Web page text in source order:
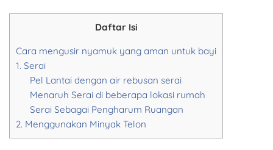
Daftar Isi
Cara mengusir nyamuk yang aman untuk bayi
1. Serai
Pel Lantai dengan air rebusan serai
Menaruh Serai di beberapa lokasi rumah
Serai Sebagai Pengharum Ruangan
2. Menggunakan Minyak Telon